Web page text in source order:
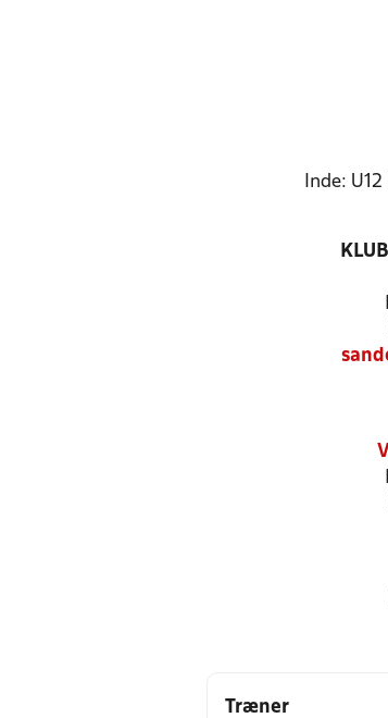
Inde:
Træner